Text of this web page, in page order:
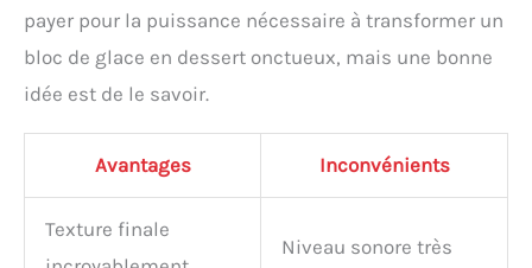
payer pour la puissance nécessaire à transformer un
bloc de glace en dessert onctueux, mais une bonne
idée est de le savoir.
Avantages Inconvénients
Texture finale
Niveau sonore très